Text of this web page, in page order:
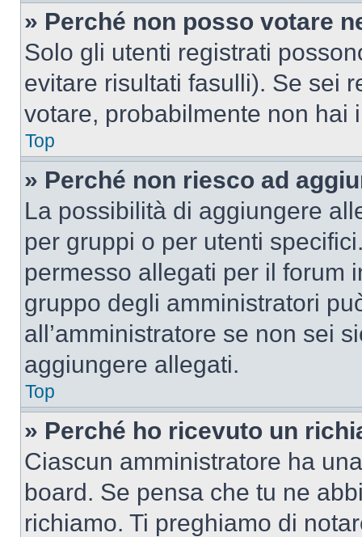
» Perché non posso votare
Solo gli utenti registrati
evitare risultati fasulli). Se sei
votare, probabilmente non hai
Top
» Perché non riesco ad
La possibilità di aggiungere
per gruppi o per utenti
permesso allegati per il forum
gruppo degli amministratori
all’amministratore se non sei
aggiungere allegati.
Top
» Perché ho ricevuto un
Ciascun amministratore ha
board. Se pensa che tu ne
richiamo. Ti preghiamo di